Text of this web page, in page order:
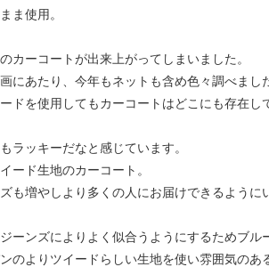
ま使用。
カーコートが出来上がってしまいました。
にあたり、今年もネットも含め色々調べまし
ドを使用してもカーコートはどこにも存在し
ラッキーだなと感じています。
ード生地のカーコート。
も増やしより多くの人にお届けできるように
ーンズによりよく似合うようにするためブル
のよりツイードらしい生地を使い雰囲気のあ